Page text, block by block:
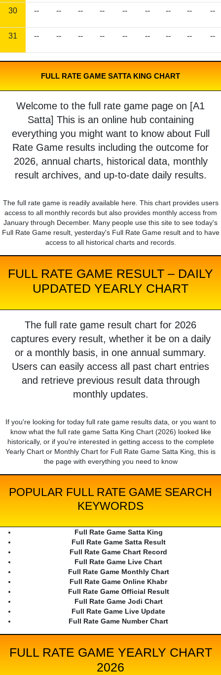
30 -- -- -- -- -- -- -- -- --
31 -- -- -- -- -- -- -- -- --
FULL RATE GAME SATTA KING CHART
Welcome to the full rate game page on [A1
Satta] This is an online hub containing
everything you might want to know about Full
Rate Game results including the outcome for
2026, annual charts, historical data, monthly
result archives, and up-to-date daily results.
The full rate game is readily available here. This chart provides users
access to all monthly records but also provides monthly access from
January through December. Many people use this site to see today's
Full Rate Game result, yesterday's Full Rate Game result and to have
access to all historical charts and records.
FULL RATE GAME RESULT – DAILY
UPDATED YEARLY CHART
The full rate game result chart for 2026
captures every result, whether it be on a daily
or a monthly basis, in one annual summary.
Users can easily access all past chart entries
and retrieve previous result data through
monthly updates.
If you're looking for today full rate game results data, or you want to
know what the full rate game Satta King Chart (2026) looked like
historically, or if you're interested in getting access to the complete
Yearly Chart or Monthly Chart for Full Rate Game Satta King, this is
the page with everything you need to know
POPULAR FULL RATE GAME SEARCH
KEYWORDS
Full Rate Game Satta King
Full Rate Game Satta Result
Full Rate Game Chart Record
Full Rate Game Live Chart
Full Rate Game Monthly Chart
Full Rate Game Online Khabr
Full Rate Game Official Result
Full Rate Game Jodi Chart
Full Rate Game Live Update
Full Rate Game Number Chart
FULL RATE GAME YEARLY CHART
2026